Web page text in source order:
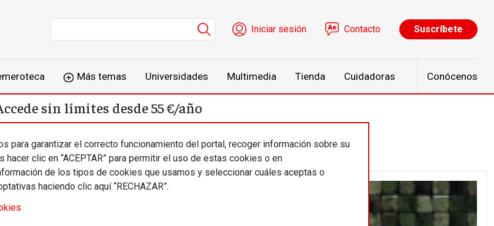
Menú de cuenta de usuario
Iniciar sesión Contacto Suscríbete
Más temas Universidades Multimedia Tienda Cuidadoras Conócenos
para garantizar el correcto funcionamiento del portal, recoger información sobre su
clic en “ACEPTAR” para permitir el uso de estas cookies o en
de los tipos de cookies que usamos y seleccionar cuáles aceptas o
haciendo clic aquí “RECHAZAR”.
sin límites desde 55 €/año